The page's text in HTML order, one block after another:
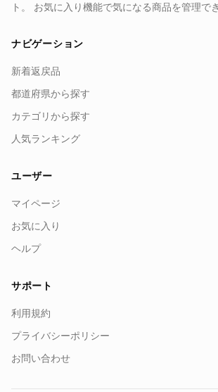
ト。 お気に入り機能で気になる商品を管理で
ナビゲーション
新着返戻品
都道府県から探す
カテゴリから探す
人気ランキング
ユーザー
マイページ
お気に入り
ヘルプ
サポート
利用規約
プライバシーポリシー
お問い合わせ